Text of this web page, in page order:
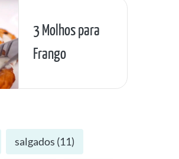
3 Molhos para
Frango
salgados (11)